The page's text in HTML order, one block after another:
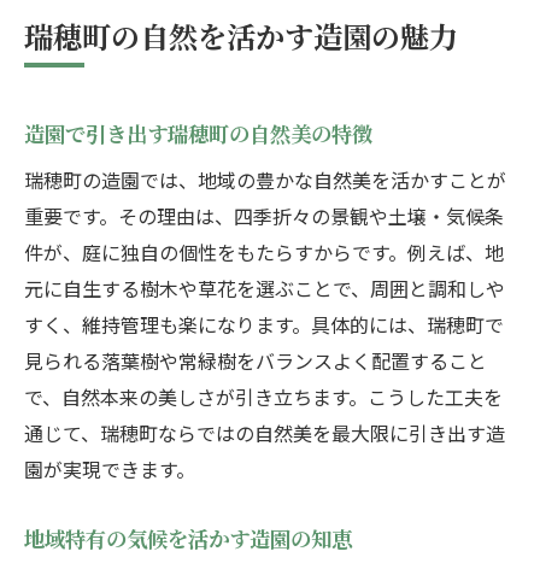
プロの視点で選ぶ瑞穂町の造園ポイント
四季折々の庭作りに造園庭師が提案
季節ごとの植栽計画と造園の工夫
造園庭師が勧める四季の庭木選び
変化を楽しむ造園デザインのポイント
一年を通して造園の美しさを保つコツ
四季折々の彩りを引き出す造園技術
理想の庭なら造園のプロに相談を
造園のプロが叶える理想の庭づくり
プロ視点での造園プランニングの流れ
造園相談で明確にする希望と要望の伝え方
ト
瑞穂町の自然を活かす造園の魅力
造園で引き出す瑞穂町の自然美の特徴
瑞穂町の造園では、地域の豊かな自然美を活かすことが
重要です。その理由は、四季折々の景観や土壌・気候条
件が、庭に独自の個性をもたらすからです。例えば、地
元に自生する樹木や草花を選ぶことで、周囲と調和しや
すく、維持管理も楽になります。具体的には、瑞穂町で
見られる落葉樹や常緑樹をバランスよく配置すること
で、自然本来の美しさが引き立ちます。こうした工夫を
通じて、瑞穂町ならではの自然美を最大限に引き出す造
園が実現できます。
地域特有の気候を活かす造園の知恵